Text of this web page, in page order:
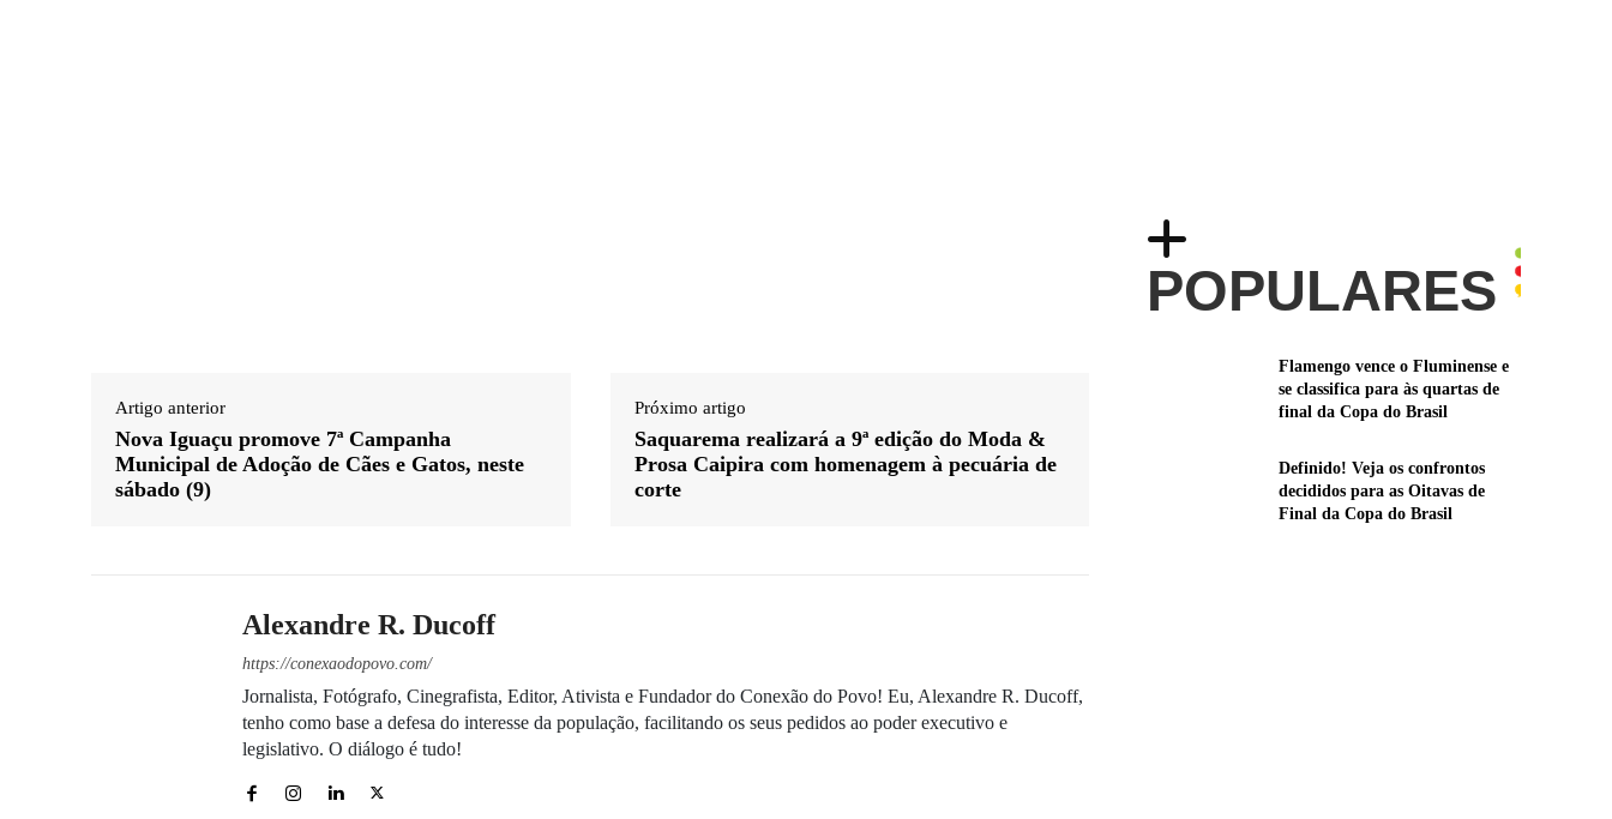
Artigo anterior
Nova Iguaçu promove 7ª Campanha
Municipal de Adoção de Cães e Gatos, neste
sábado (9)
Próximo artigo
Saquarema realizará a 9ª edição do Moda &
Prosa Caipira com homenagem à pecuária de
corte
Alexandre R. Ducoff
https://conexaodopovo.com/
Jornalista, Fotógrafo, Cinegrafista, Editor, Ativista e Fundador do Conexão do Povo! Eu, Alexandre R. Ducoff,
tenho como base a defesa do interesse da população, facilitando os seus pedidos ao poder executivo e
legislativo. O diálogo é tudo!
POPULARES
Flamengo vence o Fluminense e
se classifica para às quartas de
final da Copa do Brasil
Definido! Veja os confrontos
decididos para as Oitavas de
Final da Copa do Brasil